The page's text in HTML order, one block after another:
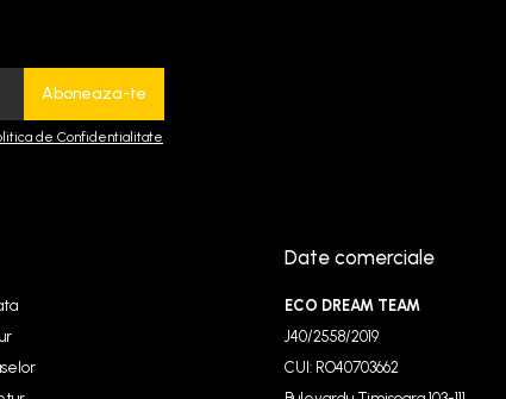
de Confidentialitate
Date comerciale
ECO DREAM TEAM
J40/2558/2019
CUI: RO40703662